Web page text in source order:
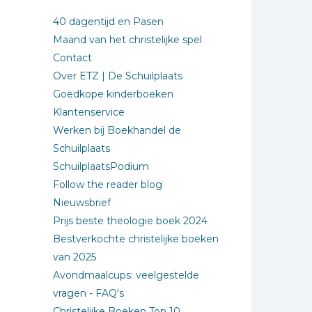
40 dagentijd en Pasen
Maand van het christelijke spel
Contact
Over ETZ | De Schuilplaats
Goedkope kinderboeken
Klantenservice
Werken bij Boekhandel de
Schuilplaats
SchuilplaatsPodium
Follow the reader blog
Nieuwsbrief
Prijs beste theologie boek 2024
Bestverkochte christelijke boeken
van 2025
Avondmaalcups: veelgestelde
vragen - FAQ's